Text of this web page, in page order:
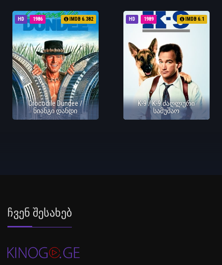
HD 1986 IMDB 6.382
Crocodile Dundee /
ნიანგი დანდი
HD 1989 IMDB 6.1
K-9 / K-9 ძაღლური
სამუშაო
Ჩვენ Შესახებ